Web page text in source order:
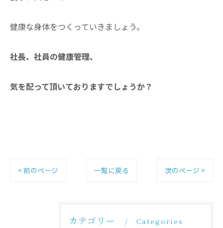
健康な身体をつくっていきましょう。
社長、社員の健康管理、
気を配って頂いておりますでしょうか？
< 前のページ 一覧に戻る 次のページ >
カテゴリー Categories